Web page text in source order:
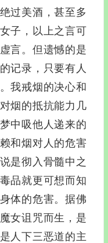
过美酒，甚至多
子，以上之言可
言。但遗憾的是
记录，只要有人
我戒烟的决心和
烟的抵抗能力几
中吸他人递来的
和烟对人的危害
是彻入骨髓中之
品就更可想而知
体的危害。据佛
女诅咒而生，是
人下三恶道的主